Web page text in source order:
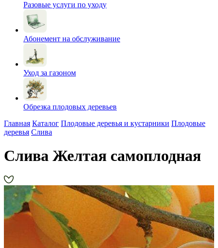
Разовые услуги по уходу
Абонемент на обслуживание
Уход за газоном
Обрезка плодовых деревьев
Главная Каталог Плодовые деревья и кустарники Плодовые
деревья Слива
Слива Желтая самоплодная